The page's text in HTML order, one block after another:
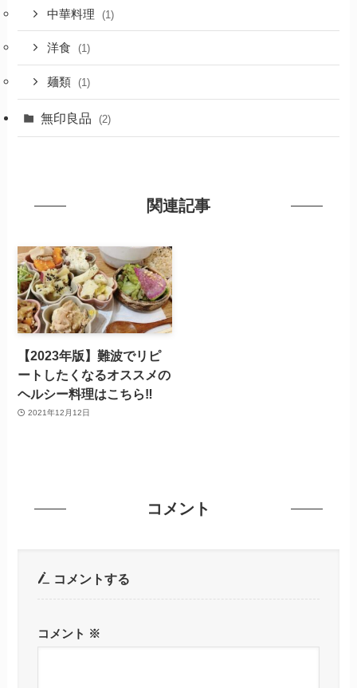
中華料理 (1)
洋食 (1)
麺類 (1)
無印良品 (2)
関連記事
【2023年版】難波でリピ
ートしたくなるオススメの
ヘルシー料理はこちら‼
2021年12月12日
コメント
コメントする
コメント ※